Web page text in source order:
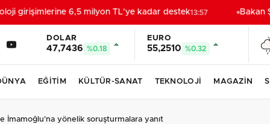
girişimlerine 6,5 milyon TL’ye kadar destek13:57 Bakan
DOLAR
47,7436 %0.18
EURO
55,2510 %0.32
EĞİTİM KÜLTÜR-SANAT TEKNOLOJİ MAGAZİN
İmamoğlu'na yönelik soruşturmalara yanıt